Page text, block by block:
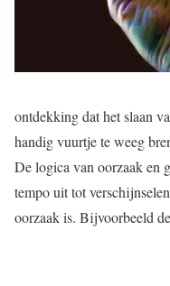
ontdekking dat het slaan
handig vuurtje te weeg
De logica van oorzaak en
tempo uit tot
oorzaak is. Bijvoorbeeld